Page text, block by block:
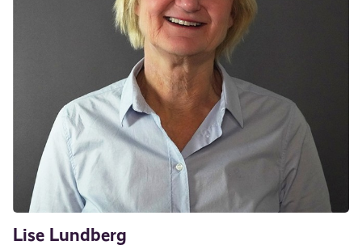
Lise Lundberg